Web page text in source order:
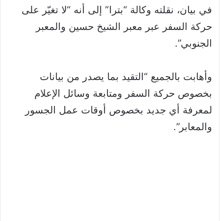
في بيان، نقلته وكالة “بترا” إلى أنه “لا تغيّر على
حركة السفر عبر معبر الشيخ حسين والمعبر
الجنوبي”.
وأهابت بالجميع “التقيد بما يصدر من بيانات
بخصوص حركة السفر ومتابعة وسائل الإعلام
لمعرفة أي جديد بخصوص أوقات عمل الجسور
والمعابر”.